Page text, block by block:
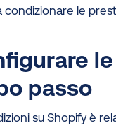
condizionare le
passo
su Shopify è